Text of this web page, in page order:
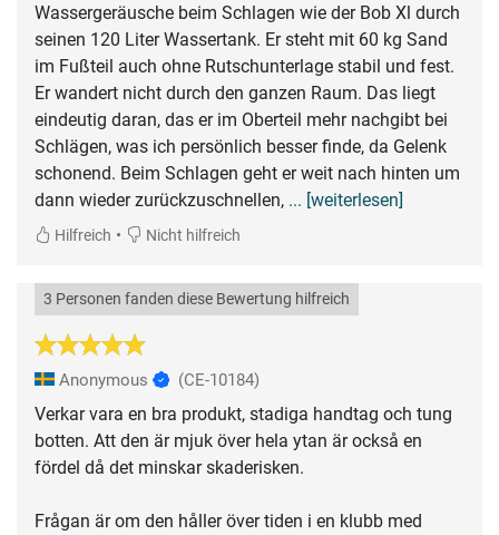
Wassergeräusche beim Schlagen wie der Bob Xl durch
seinen 120 Liter Wassertank. Er steht mit 60 kg Sand
im Fußteil auch ohne Rutschunterlage stabil und fest.
Er wandert nicht durch den ganzen Raum. Das liegt
eindeutig daran, das er im Oberteil mehr nachgibt bei
Schlägen, was ich persönlich besser finde, da Gelenk
schonend. Beim Schlagen geht er weit nach hinten um
dann wieder zurückzuschnellen, ... [weiterlesen]
Hilfreich • Nicht hilfreich
3 Personen fanden diese Bewertung hilfreich
Anonymous (CE-10184)
Verkar vara en bra produkt, stadiga handtag och tung
botten. Att den är mjuk över hela ytan är också en
fördel då det minskar skaderisken.
Frågan är om den håller över tiden i en klubb med